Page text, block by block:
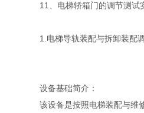
11、电梯轿箱门的调节测试
1.电梯导轨装配与拆卸装配
设备基础简介：
该设备是按照电梯装配与维